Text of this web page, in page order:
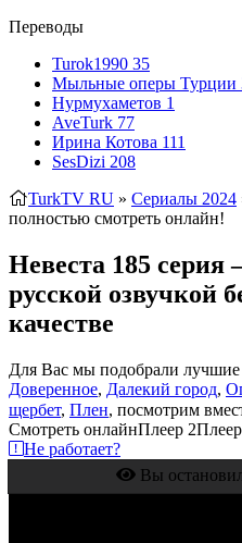
Переводы
Turok1990 35
Мыльные оперы Турции
Нурмухаметов 1
AveTurk 77
Ирина Котова 111
SesDizi 208
TurkTV RU » Сериалы 2024
полностью смотреть онлайн!
Невеста 185 серия
русской озвучкой
качестве
Для Вас мы подобрали
Доверенное, Далекий город,
щербет, Плен, посмотрим
Смотреть онлайнПлеер 2
Не работает?
Вы